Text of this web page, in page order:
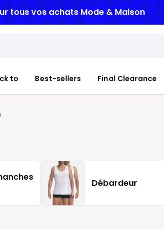
to Best-sellers Final Clearance
Débardeur